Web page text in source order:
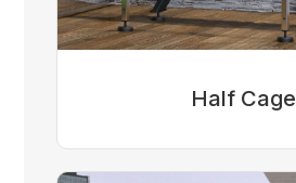
Half Cage